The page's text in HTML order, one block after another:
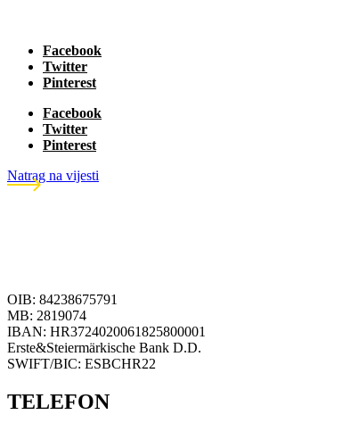
Facebook
Twitter
Pinterest
Facebook
Twitter
Pinterest
Natrag na vijesti
OIB: 84238675791
MB: 2819074
IBAN: HR3724020061825800001
Erste&Steiermärkische Bank D.D.
SWIFT/BIC: ESBCHR22
TELEFON